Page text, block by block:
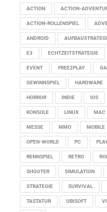
ACTION ACTION-
ACTION-ROLLENSPIEL
ANDROID
E3 ECHTZEITSTRATEGIE
EVENT FREE2PLAY
GEWINNSPIEL HARDWARE
HORROR INDIE IOS
KONSOLE LINUX MAC
MESSE MMO MOBILE
OPEN-WORLD PC
RENNSPIEL RETRO
SHOOTER SIMULATION
STRATEGIE SURVIVAL
TASTATUR UBISOFT